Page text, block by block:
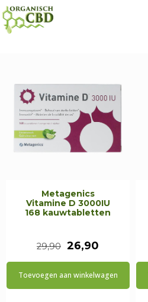
Metagenics
Vitamine D 3000IU
168 kauwtabletten
29,90 Oorspronkelijke
prijs
26,90
prijs
is:
Toevoegen aan winkelwagen